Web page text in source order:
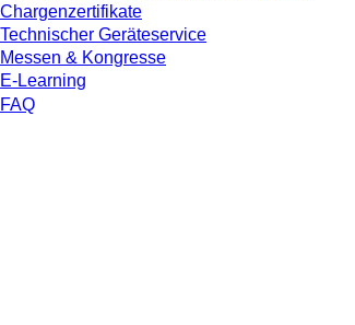
Chargenzertifikate
Technischer Geräteservice
Messen & Kongresse
E-Learning
FAQ